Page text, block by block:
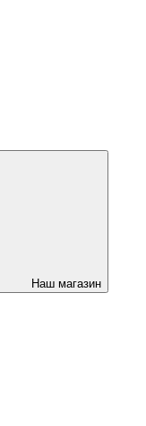
Наш магазин